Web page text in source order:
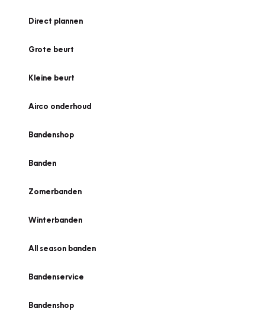
Direct plannen
Grote beurt
Kleine beurt
Airco onderhoud
Bandenshop
Banden
Zomerbanden
Winterbanden
All season banden
Bandenservice
Bandenshop